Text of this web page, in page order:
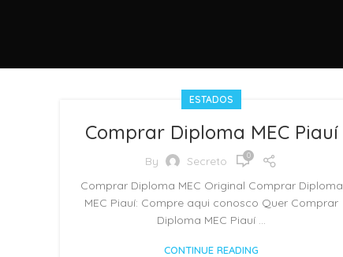
ESTADOS
Comprar Diploma MEC Piauí
By Secreto 0
Comprar Diploma MEC Original Comprar Diploma
MEC Piauí: Compre aqui conosco Quer Comprar
Diploma MEC Piauí ...
CONTINUE READING